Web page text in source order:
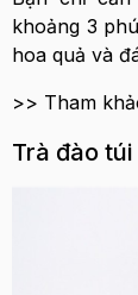
khoảng 3
hoa quả và
>> Tham
Trà đào